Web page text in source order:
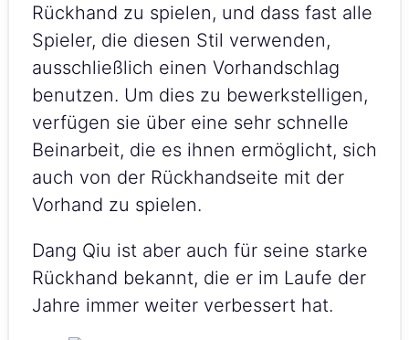
Rückhand zu spielen, und dass fast alle
Spieler, die diesen Stil verwenden,
ausschließlich einen Vorhandschlag
benutzen. Um dies zu bewerkstelligen,
verfügen sie über eine sehr schnelle
Beinarbeit, die es ihnen ermöglicht, sich
auch von der Rückhandseite mit der
Vorhand zu spielen.
Dang Qiu ist aber auch für seine starke
Rückhand bekannt, die er im Laufe der
Jahre immer weiter verbessert hat.